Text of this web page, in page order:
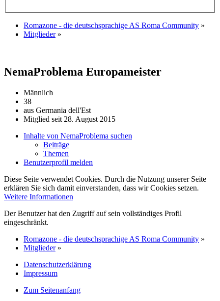
Romazone - die deutschsprachige AS Roma Community »
Mitglieder »
NemaProblema Europameister
Männlich
38
aus Germania dell'Est
Mitglied seit 28. August 2015
Inhalte von NemaProblema suchen
Beiträge
Themen
Benutzerprofil melden
Diese Seite verwendet Cookies. Durch die Nutzung unserer Seite
erklären Sie sich damit einverstanden, dass wir Cookies setzen.
Weitere Informationen
Der Benutzer hat den Zugriff auf sein vollständiges Profil
eingeschränkt.
Romazone - die deutschsprachige AS Roma Community »
Mitglieder »
Datenschutzerklärung
Impressum
Zum Seitenanfang